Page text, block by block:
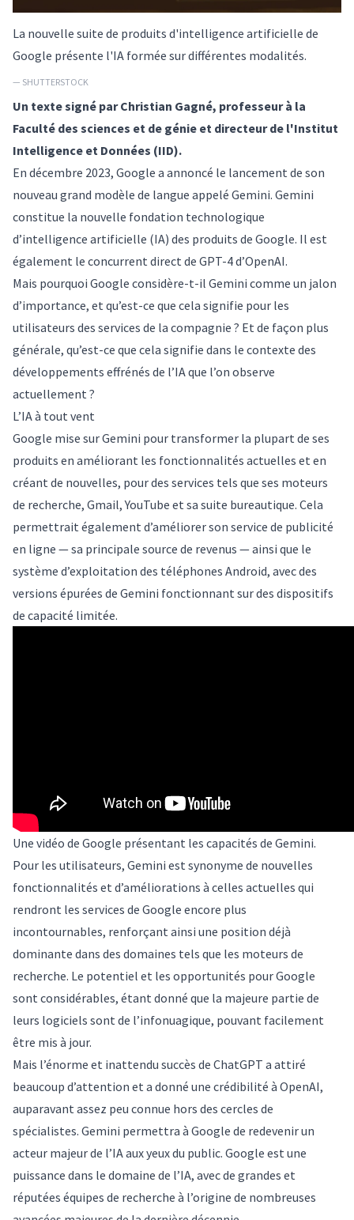
La nouvelle suite de produits d'intelligence artificielle de
Google présente l'IA formée sur différentes modalités.
— SHUTTERSTOCK
Un texte signé parChristian Gagné, professeur à la
Faculté des sciences et de génie et directeur de l'Institut
Intelligence et Données (IID).
En décembre 2023, Google a annoncé le lancement de son
nouveau grand modèle de langue appelé Gemini. Gemini
constitue la nouvelle fondation technologique
d’intelligence artificielle (IA) des produits de Google. Il est
également le concurrent direct de GPT-4 d’OpenAI.
Mais pourquoi Google considère-t-il Gemini comme un jalon
d’importance, et qu’est-ce que cela signifie pour les
utilisateurs des services de la compagnie ? Et de façon plus
générale, qu’est-ce que cela signifie dans le contexte des
développements effrénés de l’IA que l’on observe
actuellement ?
L’IA à tout vent
Google mise sur Gemini pour transformer la plupart de ses
produits en améliorant les fonctionnalités actuelles et en
créant de nouvelles, pour des services tels que ses moteurs
de recherche, Gmail, YouTube et sa suite bureautique. Cela
permettrait également d’améliorer son service de publicité
en ligne — sa principale source de revenus — ainsi que le
système d’exploitation des téléphones Android, avec des
versions épurées de Gemini fonctionnant sur des dispositifs
de capacité limitée.
Une vidéo de Google présentant les capacités de Gemini.
Pour les utilisateurs, Gemini est synonyme de nouvelles
fonctionnalités et d’améliorations à celles actuelles qui
rendront les services de Google encore plus
incontournables, renforçant ainsi une position déjà
dominante dans des domaines tels que les moteurs de
recherche. Le potentiel et les opportunités pour Google
sont considérables, étant donné que la majeure partie de
leurs logiciels sont de l’infonuagique, pouvant facilement
être mis à jour.
Mais l’énorme et inattendu succès de ChatGPT a attiré
beaucoup d’attention et a donné une crédibilité à OpenAI,
auparavant assez peu connue hors des cercles de
spécialistes. Gemini permettra à Google de redevenir un
acteur majeur de l’IA aux yeux du public. Google est une
puissance dans le domaine de l’IA, avec de grandes et
réputées équipes de recherche à l’origine de nombreuses